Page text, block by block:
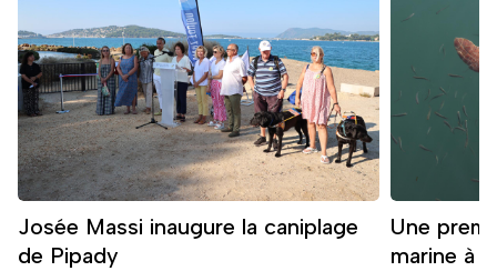
Josée Massi inaugure la caniplage
de Pipady
Une
marine à